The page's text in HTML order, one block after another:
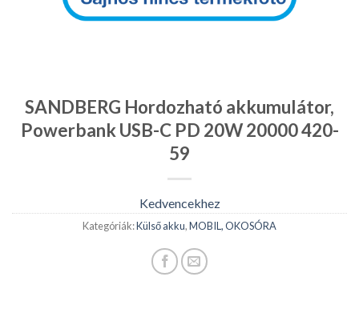
SANDBERG Hordozható akkumulátor,
Powerbank USB-C PD 20W 20000 420-
59
Kedvencekhez
Kategóriák:Külső akku,MOBIL, OKOSÓRA